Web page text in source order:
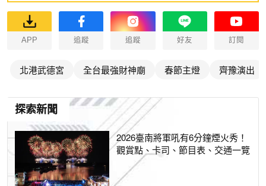
APP 追蹤 追蹤 好友 訂閱
北港武德宮 全台最強財神廟 春節主燈 齊豫演出
探索新聞
2026臺南將軍吼有6分鐘煙火秀！
觀賞點、卡司、節目表、交通一覽